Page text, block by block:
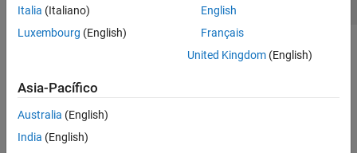
Italia (Italiano)
Luxembourg (English)
English
Français
United Kingdom(English)
Asia-Pacífico
Australia (English)
India (English)